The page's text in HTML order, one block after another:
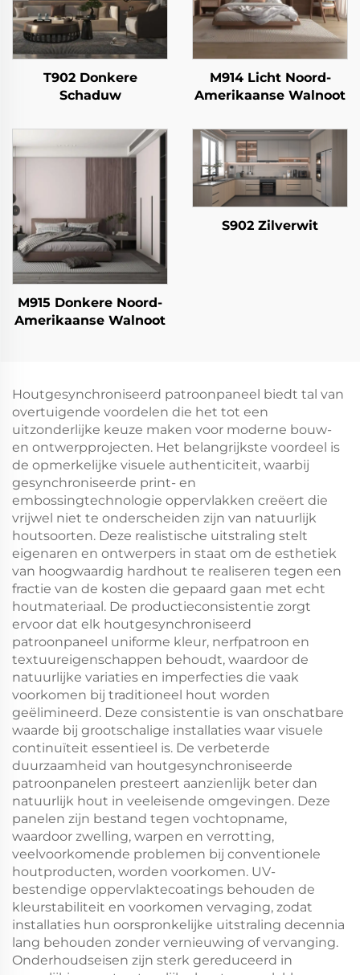
T902 Donkere
Schaduw
M914 Licht Noord-
Amerikaanse Walnoot
M915 Donkere Noord-
Amerikaanse Walnoot
S902 Zilverwit
Houtgesynchroniseerd patroonpaneel biedt tal van
overtuigende voordelen die het tot een
uitzonderlijke keuze maken voor moderne bouw-
en ontwerpprojecten. Het belangrijkste voordeel is
de opmerkelijke visuele authenticiteit, waarbij
gesynchroniseerde print- en
embossingtechnologie oppervlakken creëert die
vrijwel niet te onderscheiden zijn van natuurlijk
houtsoorten. Deze realistische uitstraling stelt
eigenaren en ontwerpers in staat om de esthetiek
van hoogwaardig hardhout te realiseren tegen een
fractie van de kosten die gepaard gaan met echt
houtmateriaal. De productieconsistentie zorgt
ervoor dat elk houtgesynchroniseerd
patroonpaneel uniforme kleur, nerfpatroon en
textuureigenschappen behoudt, waardoor de
natuurlijke variaties en imperfecties die vaak
voorkomen bij traditioneel hout worden
geëlimineerd. Deze consistentie is van onschatbare
waarde bij grootschalige installaties waar visuele
continuïteit essentieel is. De verbeterde
duurzaamheid van houtgesynchroniseerde
patroonpanelen presteert aanzienlijk beter dan
natuurlijk hout in veeleisende omgevingen. Deze
panelen zijn bestand tegen vochtopname,
waardoor zwelling, warpen en verrotting,
veelvoorkomende problemen bij conventionele
houtproducten, worden voorkomen. UV-
bestendige oppervlaktecoatings behouden de
kleurstabiliteit en voorkomen vervaging, zodat
installaties hun oorspronkelijke uitstraling decennia
lang behouden zonder vernieuwing of vervanging.
Onderhoudseisen zijn sterk gereduceerd in